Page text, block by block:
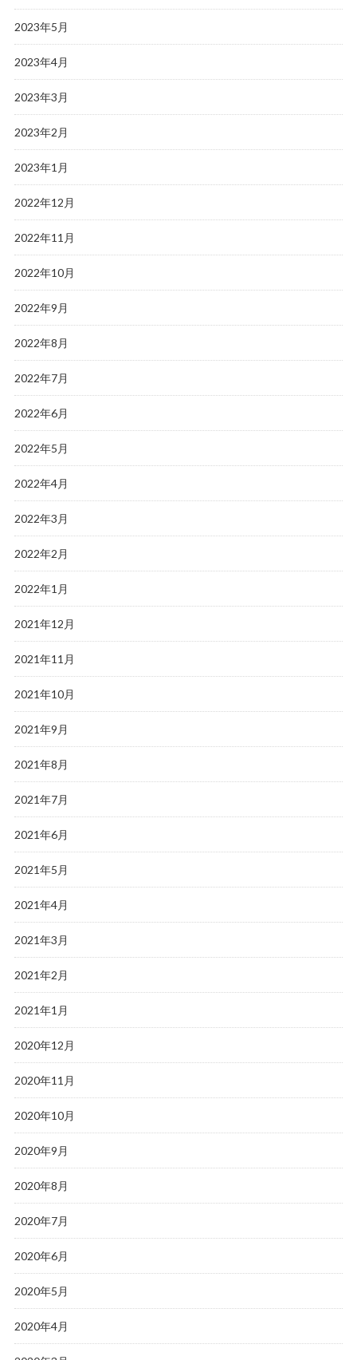
2023年5月
2023年4月
2023年3月
2023年2月
2023年1月
2022年12月
2022年11月
2022年10月
2022年9月
2022年8月
2022年7月
2022年6月
2022年5月
2022年4月
2022年3月
2022年2月
2022年1月
2021年12月
2021年11月
2021年10月
2021年9月
2021年8月
2021年7月
2021年6月
2021年5月
2021年4月
2021年3月
2021年2月
2021年1月
2020年12月
2020年11月
2020年10月
2020年9月
2020年8月
2020年7月
2020年6月
2020年5月
2020年4月